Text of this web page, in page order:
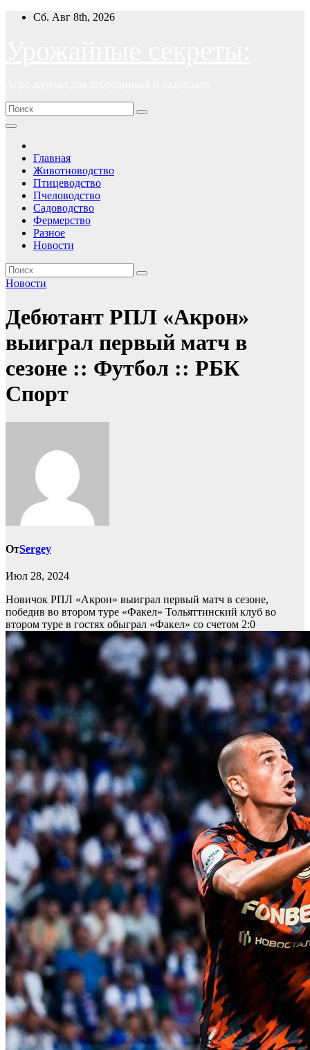
ПерейтиСб. Авг 8th, 2026
Главная
Животноводство
Птицеводство
Пчеловодство
Садоводство
Фермерство
Разное
Новости
Новости
Дебютант РПЛ «Акрон»
выиграл первый матч в
сезоне :: Футбол :: РБК
Спорт
ОтSergey
Июл 28, 2024
Новичок РПЛ «Акрон» выиграл первый матч в сезоне,
победив во втором туре «Факел» Тольяттинский клуб во
втором туре в гостях обыграл «Факел» со счетом 2:0